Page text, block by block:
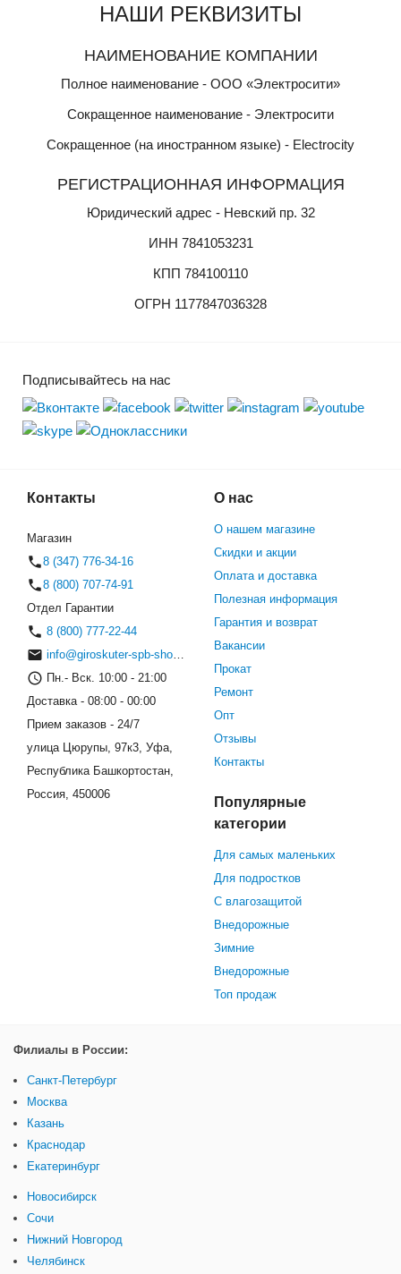
НАШИ РЕКВИЗИТЫ
НАИМЕНОВАНИЕ КОМПАНИИ
Полное наименование - ООО «Электросити»
Сокращенное наименование - Электросити
Сокращенное (на иностранном языке) - Electrocity
РЕГИСТРАЦИОННАЯ ИНФОРМАЦИЯ
Юридический адрес - Невский пр. 32
ИНН 7841053231
КПП 784100110
ОГРН 1177847036328
Подписывайтесь на нас
Контакты
Магазин
8 (347) 776-34-16
8 (800) 707-74-91
Отдел Гарантии
8 (800) 777-22-44
info@giroskuter-spb-shop.ru
Пн.- Вск. 10:00 - 21:00
Доставка - 08:00 - 00:00
Прием заказов - 24/7
улица Цюрупы, 97к3, Уфа,
Республика Башкортостан,
Россия, 450006
О нас
О нашем магазине
Скидки и акции
Оплата и доставка
Полезная информация
Гарантия и возврат
Вакансии
Прокат
Ремонт
Опт
Отзывы
Контакты
Популярные
категории
Для самых маленьких
Для подростков
С влагозащитой
Внедорожные
Зимние
Внедорожные
Топ продаж
Филиалы в России:
Санкт-Петербург
Москва
Казань
Краснодар
Екатеринбург
Новосибирск
Сочи
Нижний Новгород
Челябинск